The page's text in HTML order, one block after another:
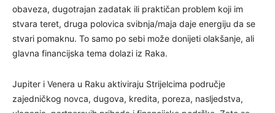
obaveza, dugotrajan zadatak ili praktičan problem koji im
stvara teret, druga polovica svibnja/maja daje energiju da se
stvari pomaknu. To samo po sebi može donijeti olakšanje, ali
glavna financijska tema dolazi iz Raka.
Jupiter i Venera u Raku aktiviraju Strijelcima područje
zajedničkog novca, dugova, kredita, poreza, nasljedstva,